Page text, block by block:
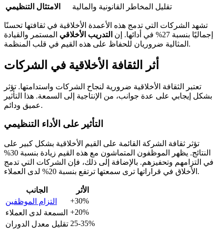
الامتثال التنظيمي
تقليل المخاطر القانونية والمالية
تشهد الشركات التي تدمج هذه الأعمدة الأخلاقية في ثقافتها تحسنًا
إجماليًا بنسبة 27% في أدائها. إن
التدريب الأخلاقي المستمر والقيادة
المثالية ضروريان للحفاظ على هذه القيم في قلب المنظمة.
أثر الثقافة الأخلاقية في الشركات
تعتبر الثقافة الأخلاقية ضرورية لنجاح الشركات واستدامتها. تؤثر
بشكل إيجابي على عدة جوانب، من الإنتاجية إلى السمعة. هذا التأثير
عميق ودائم.
التأثير على الأداء التنظيمي
تؤثر ثقافة الشركة القائمة على القيم الأخلاقية بشكل كبير على
النتائج. يظهر الموظفون المتماشون مع هذه القيم زيادة بنسبة 30%
في التزامهم وتحفيزهم. بالإضافة إلى ذلك، فإن الشركات التي تدمج
الأخلاق في قراراتها ترى سمعتها ترتفع بنسبة 20% لدى العملاء.
الجانب
الأثر
التزام الموظفين
+30%
السمعة لدى العملاء +20%
تقليل معدل الدوران 25-35%